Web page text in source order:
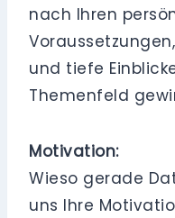
nach Ihren
und tiefe
Themenfeld
Motivation:
Wieso gerade
uns Ihre